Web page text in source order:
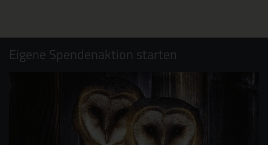
Eigene Spendenaktion starten